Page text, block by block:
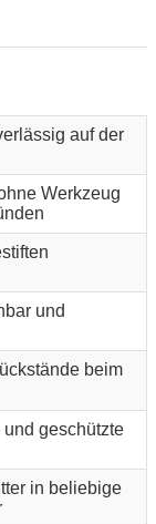
auf der
Werkzeug
und
beim
geschützte
in beliebige